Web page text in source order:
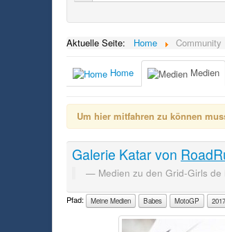
Aktuelle Seite: Home Community
Home Medien
Um hier mitfahren zu können
Galerie Katarvon
Medien zu den Grid-Girls
Pfad: Meine Medien Babes MotoGP 2017